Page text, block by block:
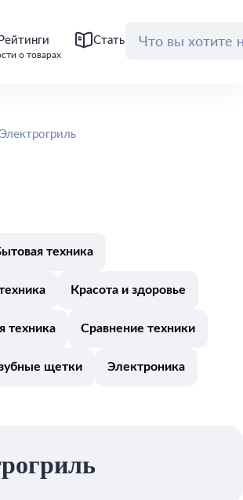
о товарах
Рейтинги Статьи Обзоры
Электрогриль
техника
Красота и здоровье
техника Сравнение техники
щетки Электроника